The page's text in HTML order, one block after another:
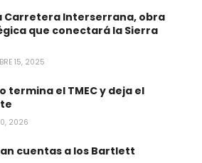
Carretera Interserrana, obra
que conectará la Sierra
15, 2025
termina el TMEC y deja el
2026
cuentas a los Bartlett